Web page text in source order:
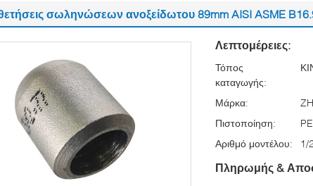
σωληνώσεων ανοξείδωτου 89mm AISI ASME
Λεπτομέρειες:
Τόπος
καταγωγής:
Μάρκα:
Πιστοποίηση:
Αριθμό μοντέλου:
1/
Πληρωμής &